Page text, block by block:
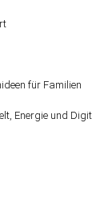
für Familien
Energie und